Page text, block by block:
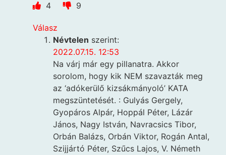
4
9
Válasz
Névtelen szerint:
2022.07.15. 12:53
Na várj már egy pillanatra. Akkor
sorolom, hogy kik NEM szavazták meg
az ‘adókerülő kizsákmányoló’ KATA
megszüntetését. : Gulyás Gergely,
Gyopáros Alpár, Hoppál Péter, Lázár
János, Nagy István, Navracsics Tibor,
Orbán Balázs, Orbán Viktor, Rogán Antal,
Szijjártó Péter, Szűcs Lajos, V. Németh